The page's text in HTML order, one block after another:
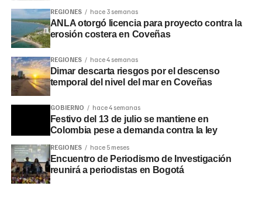
REGIONES hace 3 semanas
ANLA otorgó licencia para proyecto contra la
erosión costera en Coveñas
REGIONES hace 4 semanas
Dimar descarta riesgos por el descenso
temporal del nivel del mar en Coveñas
GOBIERNO hace 4 semanas
Festivo del 13 de julio se mantiene en
Colombia pese a demanda contra la ley
REGIONES hace 5 meses
Encuentro de Periodismo de Investigación
reunirá a periodistas en Bogotá